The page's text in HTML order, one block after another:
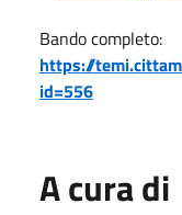
Bando completo:
https://
id=556
A cura di